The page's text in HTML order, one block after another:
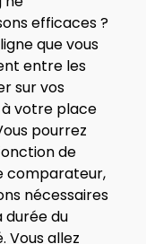
efficaces ?
que vous
entre les
sur vos
votre place
pourrez
de
comparateur,
nécessaires
durée du
Vous allez